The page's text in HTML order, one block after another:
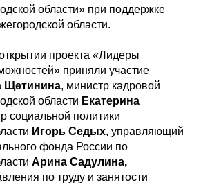
области» при поддержке
области.
проекта «Лидеры
приняли участие
Щетинина, министр кадровой
области Екатерина
социальной политики
Игорь Седых, управляющий
фонда России по
Арина Садулина,
по труду и занятости